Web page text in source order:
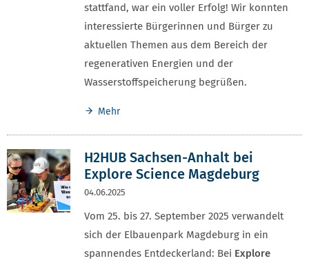
stattfand, war ein voller Erfolg! Wir konnten
interessierte Bürgerinnen und Bürger zu
aktuellen Themen aus dem Bereich der
regenerativen Energien und der
Wasserstoffspeicherung begrüßen.
Mehr
H2HUB Sachsen-Anhalt bei
Explore Science Magdeburg
04.06.2025
Vom 25. bis 27. September 2025 verwandelt
sich der Elbauenpark Magdeburg in ein
spannendes Entdeckerland: Bei Explore